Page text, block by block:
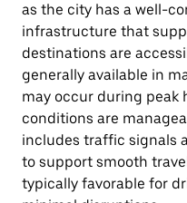
as the city has a well-
infrastructure that
destinations are
generally available in
may occur during peak
conditions are
includes traffic signals
to support smooth
typically favorable for